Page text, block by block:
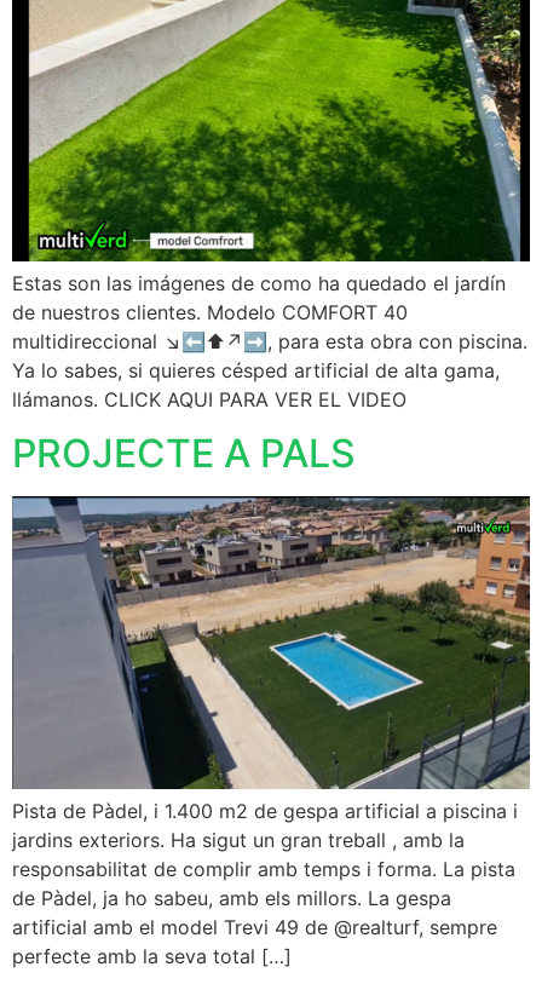
Estas son las imágenes de como ha quedado el jardín
de nuestros clientes. Modelo COMFORT 40
multidireccional ↘️⬅️⬆️↗️➡️, para esta obra con piscina.
Ya lo sabes, si quieres césped artificial de alta gama,
llámanos. CLICK AQUI PARA VER EL VIDEO
PROJECTE A PALS
Pista de Pàdel, i 1.400 m2 de gespa artificial a piscina i
jardins exteriors. Ha sigut un gran treball , amb la
responsabilitat de complir amb temps i forma. La pista
de Pàdel, ja ho sabeu, amb els millors. La gespa
artificial amb el model Trevi 49 de @realturf, sempre
perfecte amb la seva total […]